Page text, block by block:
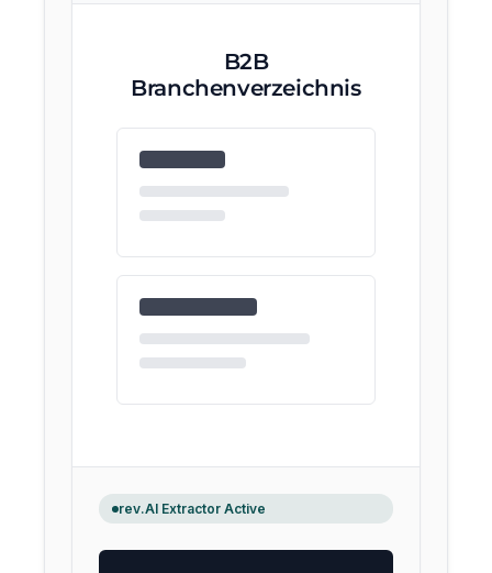
B2B
Branchenverzeichnis
rev.AI Extractor Active